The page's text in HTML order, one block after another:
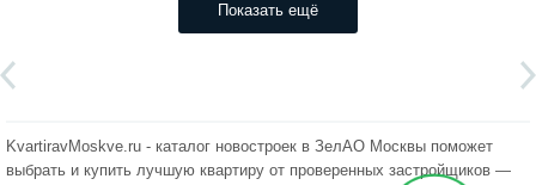
Показать ещё
KvartiravMoskve.ru - каталог новостроек в ЗелАО Москвы поможет
выбрать и купить лучшую квартиру от проверенных застройщиков —